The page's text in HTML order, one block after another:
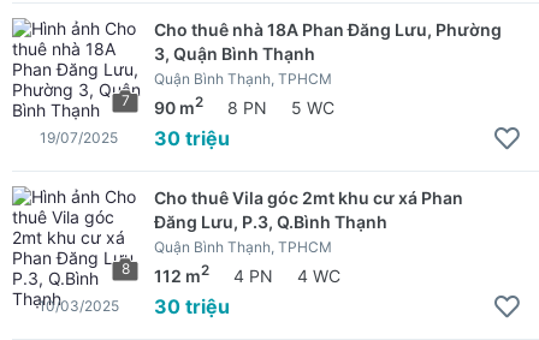
7
Cho thuê nhà 18A Phan Đăng Lưu, Phường
3, Quận Bình Thạnh
Quận Bình Thạnh, TPHCM
90 m2 8 PN 5 WC
30 triệu
19/07/2025
8
Cho thuê Vila góc 2mt khu cư xá Phan
Đăng Lưu, P.3, Q.Bình Thạnh
Quận Bình Thạnh, TPHCM
112 m2 4 PN 4 WC
30 triệu
10/03/2025